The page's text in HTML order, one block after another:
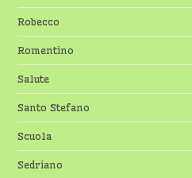
Robecco
Romentino
Salute
Santo Stefano
Scuola
Sedriano